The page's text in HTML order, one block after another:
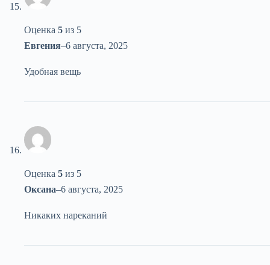
Оценка 5 из 5
Евгения–6 августа, 2025
Удобная вещь
Оценка 5 из 5
Оксана–6 августа, 2025
Никаких нареканий